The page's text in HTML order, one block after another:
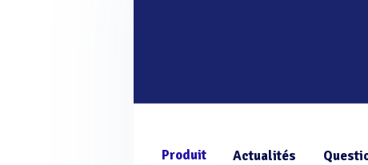
Produit Actualités